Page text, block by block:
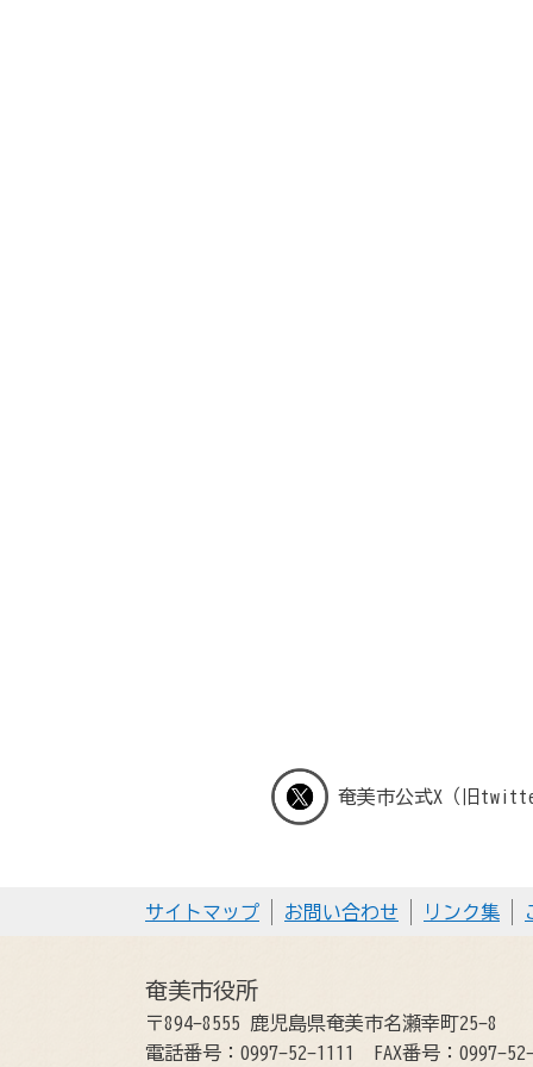
奄美市公式X（旧
サイトマップ お問い合わせ リンク集
奄美市役所
〒894-8555 鹿児島県奄美市名瀬幸町25-8
電話番号：0997-52-1111
FAX番号：0997-